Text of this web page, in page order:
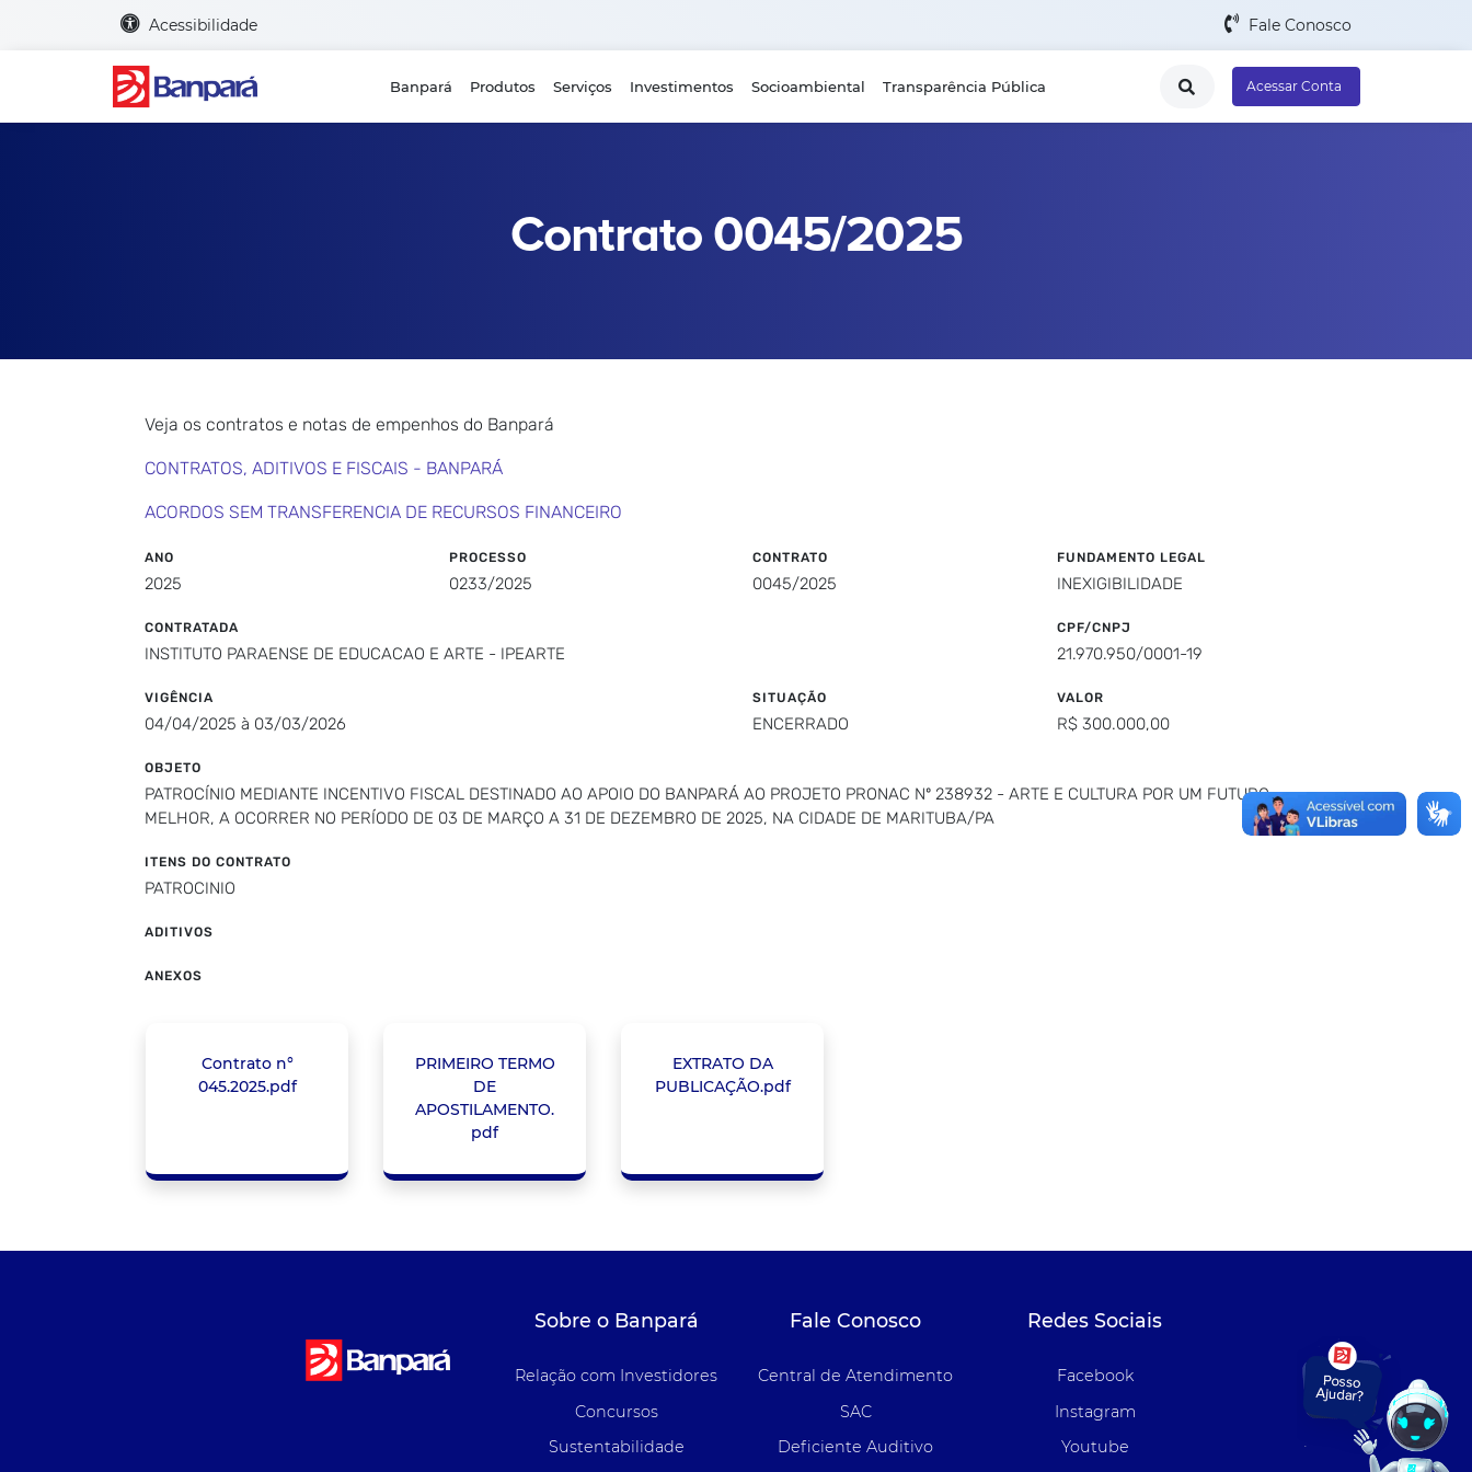
Acessibilidade Fale Conosco
Banpará Produtos Serviços Investimentos Socioambiental Transparência Pública Acessar Conta
Contrato 0045/2025
Veja os contratos e notas de empenhos do Banpará
CONTRATOS, ADITIVOS E FISCAIS - BANPARÁ
ACORDOS SEM TRANSFERENCIA DE RECURSOS FINANCEIRO
ANO
2025
PROCESSO
0233/2025
CONTRATO
0045/2025
FUNDAMENTO LEGAL
INEXIGIBILIDADE
CONTRATADA
INSTITUTO PARAENSE DE EDUCACAO E ARTE - IPEARTE
CPF/CNPJ
21.970.950/0001-19
VIGÊNCIA
04/04/2025 à 03/03/2026
SITUAÇÃO
ENCERRADO
VALOR
R$ 300.000,00
OBJETO
PATROCÍNIO MEDIANTE INCENTIVO FISCAL DESTINADO AO APOIO DO BANPARÁ AO PROJETO PRONAC Nº 238932 - ARTE E CULTURA POR UM FUTURO
MELHOR, A OCORRER NO PERÍODO DE 03 DE MARÇO A 31 DE DEZEMBRO DE 2025, NA CIDADE DE MARITUBA/PA
ITENS DO CONTRATO
PATROCINIO
ADITIVOS
ANEXOS
Contrato n°
045.2025.pdf
PRIMEIRO TERMO
DE
APOSTILAMENTO.
pdf
EXTRATO DA
PUBLICAÇÃO.pdf
Sobre o Banpará
Relação com Investidores
Concursos
Sustentabilidade
Fale Conosco
Central de Atendimento
SAC
Deficiente Auditivo
Redes Sociais
Facebook
Instagram
Youtube